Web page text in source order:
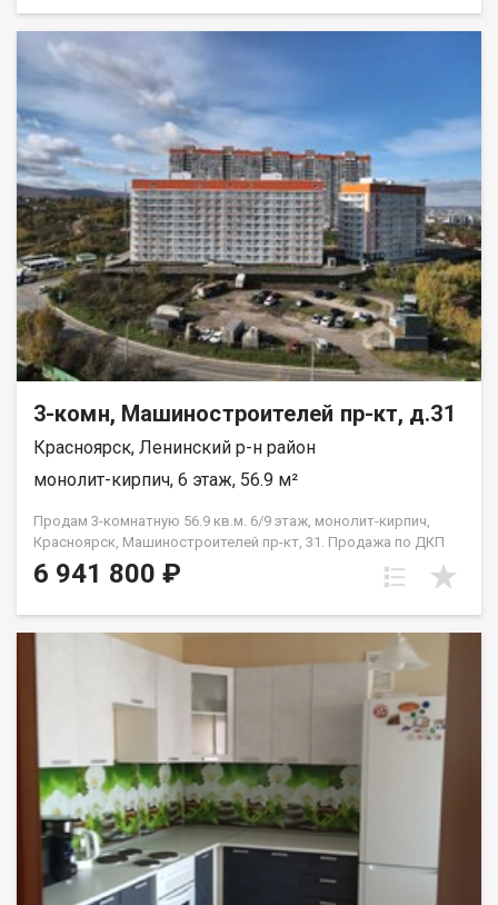
3-комн, Машиностроителей пр-кт, д.31
Красноярск, Ленинский р-н район
монолит-кирпич, 6 этаж, 56.9 м²
Продам 3-комнатную 56.9 кв.м. 6/9 этаж, монолит-кирпич,
Красноярск, Машиностроителей пр-кт, 31. Продажа по ДКП
НЕ ОТ ЗАСТРОЙЩИКА
6 941 800 ₽